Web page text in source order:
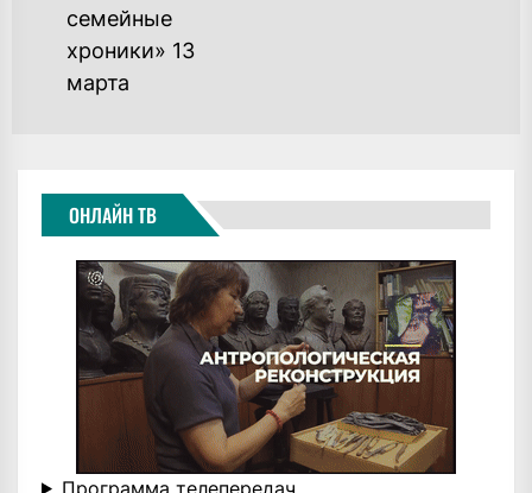
семейные
хроники» 13
марта
ОНЛАЙН ТВ
Программа телепередач